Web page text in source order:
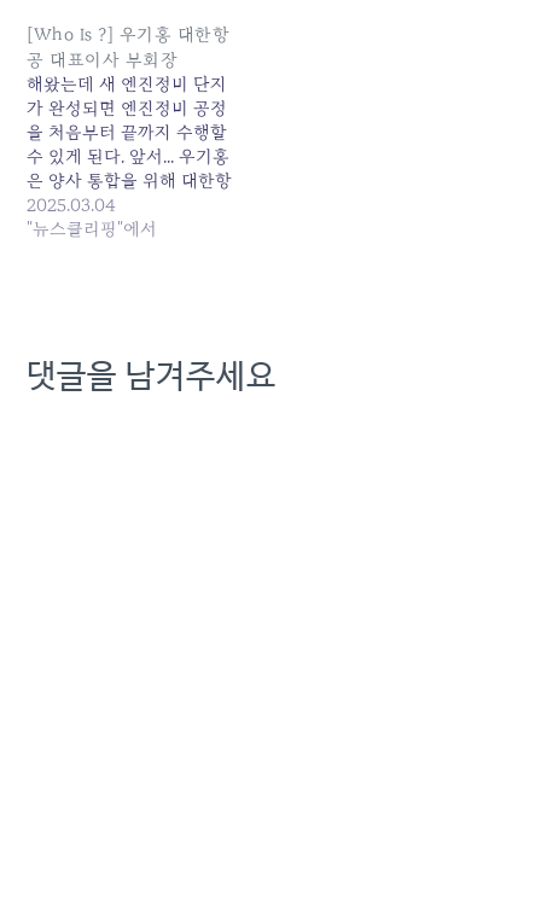
한 바 있다.KT새노조는 “낙
하산 인사는 확대되고 있고,
이미 업계에서는 여당 출신
인물들이 더 올 것이라는 관
측이 나온다”며 “김영섭 대
표가 최고경영자로서 자격
이 있는지 묻지 않을 수 없
다”고 비판했다.22일…
[Who Is ?] 우기홍 대한항
공 대표이사 부회장
해왔는데 새 엔진정비 단지
가 완성되면 엔진정비 공정
을 처음부터 끝까지 수행할
수 있게 된다. 앞서... 우기홍
은 양사 통합을 위해 대한항
공 일반노조와 조종사노조
를 각각 만나 간담회를 여는
2025.03.04
"뉴스클리핑"에서
댓글을 남겨주세요